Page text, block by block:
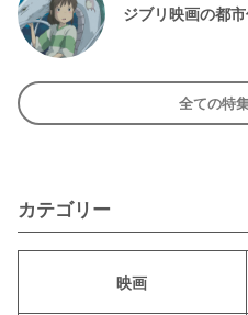
ジブリ映画の都
全ての特
カテゴリー
映画